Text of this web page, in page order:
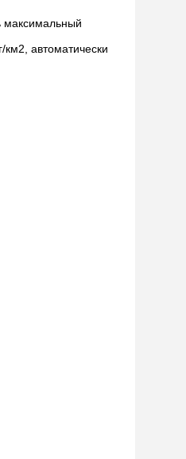
максимальный
автоматически